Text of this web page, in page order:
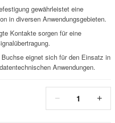
gewährleistet eine
in diversen Anwendungsgebieten.
Kontakte sorgen für eine
Buchse eignet sich für den Einsatz in
Anwendungen.
− 1 +